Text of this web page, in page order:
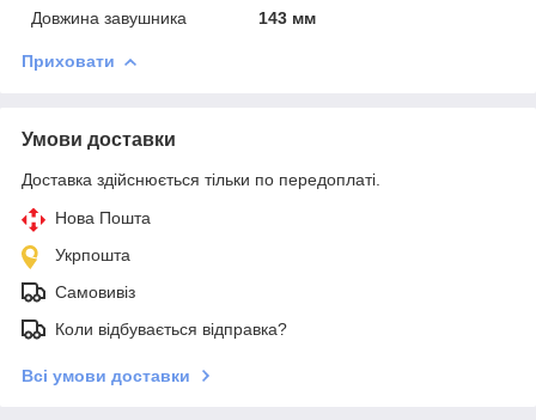
Довжина завушника
143 мм
Приховати
Умови доставки
Доставка здійснюється тільки по передоплаті.
Нова Пошта
Укрпошта
Самовивіз
Коли відбувається відправка?
Всі умови доставки